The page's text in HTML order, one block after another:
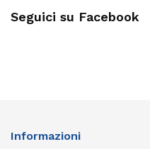
Seguici su Facebook
Informazioni